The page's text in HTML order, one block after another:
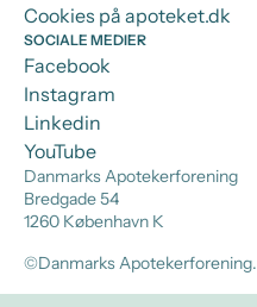
Danmarks Apotekerforening
Bredgade 54
1260 København K
©Danmarks Apotekerforening.
Cookies på apoteket.dk
SOCIALE MEDIER
Facebook
Instagram
Linkedin
YouTube